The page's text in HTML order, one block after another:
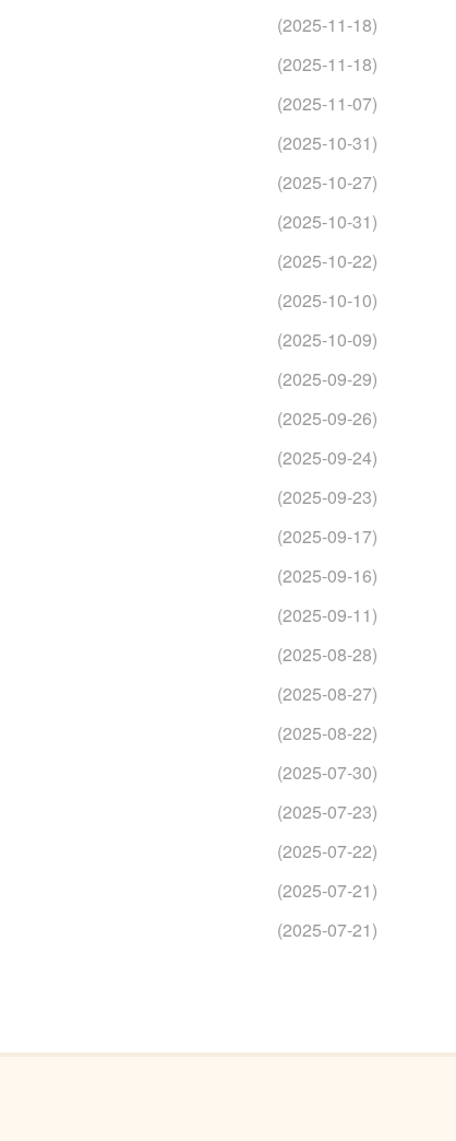
(2025-11-18)
(2025-11-18)
(2025-11-07)
(2025-10-31)
(2025-10-27)
(2025-10-31)
(2025-10-22)
(2025-10-10)
(2025-10-09)
(2025-09-29)
(2025-09-26)
(2025-09-24)
(2025-09-23)
(2025-09-17)
(2025-09-16)
(2025-09-11)
(2025-08-28)
(2025-08-27)
(2025-08-22)
(2025-07-30)
(2025-07-23)
(2025-07-22)
(2025-07-21)
(2025-07-21)